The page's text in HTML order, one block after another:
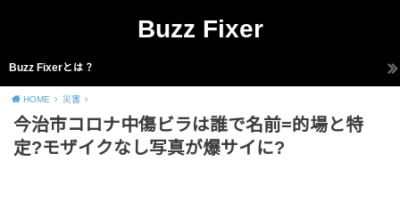
Buzz Fixer
Buzz Fixerとは？
HOME 災害
今治市コロナ中傷ビラは誰で名前=的場と特
定?モザイクなし写真が爆サイに?